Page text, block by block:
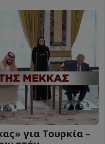
για Τουρκία –